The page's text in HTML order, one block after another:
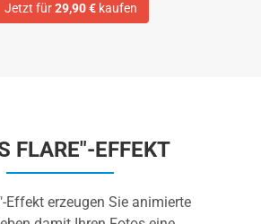
Jetzt für29,90 €kaufen
FLARE"-EFFEKT
Effekt erzeugen Sie animierte